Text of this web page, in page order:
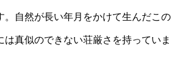
。自然が長い年月をかけて生んだこの
は真似のできない荘厳さを持っていま